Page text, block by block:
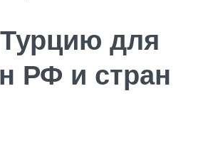
для
РФ и стран